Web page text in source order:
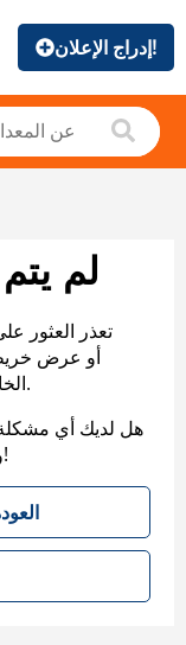
إدراج الإعلان!
لم
تعذر العثور
الخاصة بنا لمساعدتك في العثور على ما تريد.
هل لديك أي مشكلة
وسنعاود التواصل معك. شكرًا على صبرك!